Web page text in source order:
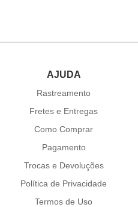
AJUDA
Rastreamento
Fretes e Entregas
Como Comprar
Pagamento
Trocas e Devoluções
Política de Privacidade
Termos de Uso